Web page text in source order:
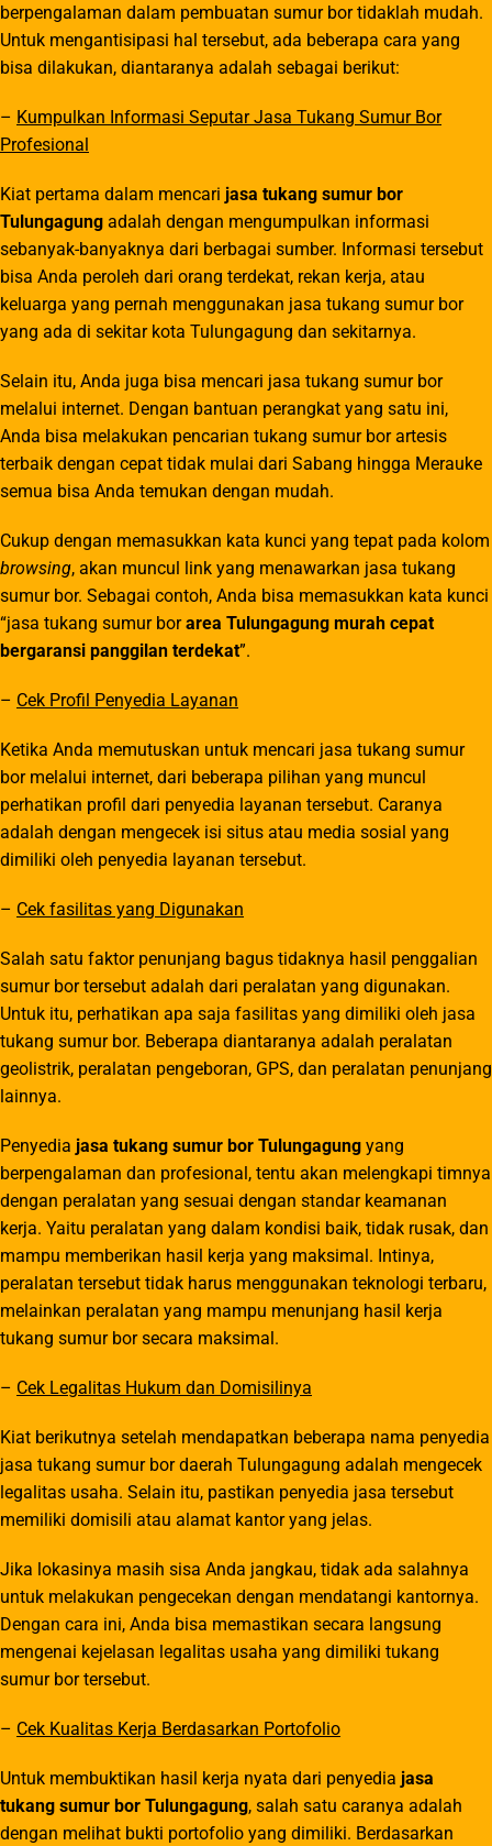
berpengalaman dalam pembuatan sumur bor tidaklah mudah.
Untuk mengantisipasi hal tersebut, ada beberapa cara yang
bisa dilakukan, diantaranya adalah sebagai berikut:
– Kumpulkan Informasi Seputar Jasa Tukang Sumur Bor
Profesional
Kiat pertama dalam mencari jasa tukang sumur bor
Tulungagung adalah dengan mengumpulkan informasi
sebanyak-banyaknya dari berbagai sumber. Informasi tersebut
bisa Anda peroleh dari orang terdekat, rekan kerja, atau
keluarga yang pernah menggunakan jasa tukang sumur bor
yang ada di sekitar kota Tulungagung dan sekitarnya.
Selain itu, Anda juga bisa mencari jasa tukang sumur bor
melalui internet. Dengan bantuan perangkat yang satu ini,
Anda bisa melakukan pencarian tukang sumur bor artesis
terbaik dengan cepat tidak mulai dari Sabang hingga Merauke
semua bisa Anda temukan dengan mudah.
Cukup dengan memasukkan kata kunci yang tepat pada kolom
browsing, akan muncul link yang menawarkan jasa tukang
sumur bor. Sebagai contoh, Anda bisa memasukkan kata kunci
“jasa tukang sumur borarea Tulungagung murah cepat
bergaransi panggilan terdekat”.
– Cek Profil Penyedia Layanan
Ketika Anda memutuskan untuk mencari jasa tukang sumur
bor melalui internet, dari beberapa pilihan yang muncul
perhatikan profil dari penyedia layanan tersebut. Caranya
adalah dengan mengecek isi situs atau media sosial yang
dimiliki oleh penyedia layanan tersebut.
– Cek fasilitas yang Digunakan
Salah satu faktor penunjang bagus tidaknya hasil penggalian
sumur bor tersebut adalah dari peralatan yang digunakan.
Untuk itu, perhatikan apa saja fasilitas yang dimiliki oleh jasa
tukang sumur bor. Beberapa diantaranya adalah peralatan
geolistrik, peralatan pengeboran, GPS, dan peralatan penunjang
lainnya.
Penyedia jasa tukang sumur bor Tulungagung yang
berpengalaman dan profesional, tentu akan melengkapi timnya
dengan peralatan yang sesuai dengan standar keamanan
kerja. Yaitu peralatan yang dalam kondisi baik, tidak rusak, dan
mampu memberikan hasil kerja yang maksimal. Intinya,
peralatan tersebut tidak harus menggunakan teknologi terbaru,
melainkan peralatan yang mampu menunjang hasil kerja
tukang sumur bor secara maksimal.
– Cek Legalitas Hukum dan Domisilinya
Kiat berikutnya setelah mendapatkan beberapa nama penyedia
jasa tukang sumur bor daerah Tulungagung adalah mengecek
legalitas usaha. Selain itu, pastikan penyedia jasa tersebut
memiliki domisili atau alamat kantor yang jelas.
Jika lokasinya masih sisa Anda jangkau, tidak ada salahnya
untuk melakukan pengecekan dengan mendatangi kantornya.
Dengan cara ini, Anda bisa memastikan secara langsung
mengenai kejelasan legalitas usaha yang dimiliki tukang
sumur bor tersebut.
– Cek Kualitas Kerja Berdasarkan Portofolio
Untuk membuktikan hasil kerja nyata dari penyedia jasa
tukang sumur bor Tulungagung, salah satu caranya adalah
dengan melihat bukti portofolio yang dimiliki. Berdasarkan